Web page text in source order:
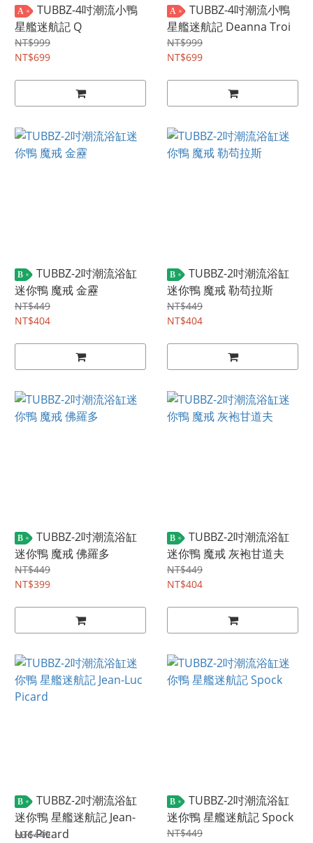
A
TUBBZ-4吋潮流小鴨
星艦迷航記 Q
NT$999
NT$699
A
TUBBZ-4吋潮流小鴨
星艦迷航記 Deanna Troi
NT$999
NT$699
B
TUBBZ-2吋潮流浴缸
迷你鴨 魔戒 金靂
NT$449
NT$404
B
TUBBZ-2吋潮流浴缸
迷你鴨 魔戒 勒苟拉斯
NT$449
NT$404
B
TUBBZ-2吋潮流浴缸
迷你鴨 魔戒 佛羅多
NT$449
NT$399
B
TUBBZ-2吋潮流浴缸
迷你鴨 魔戒 灰袍甘道夫
NT$449
NT$404
B
TUBBZ-2吋潮流浴缸
迷你鴨 星艦迷航記 Jean-
Luc Picard
NT$449
B
TUBBZ-2吋潮流浴缸
迷你鴨 星艦迷航記 Spock
NT$449